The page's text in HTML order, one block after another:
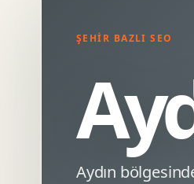
SEO Uyumlu Web Tasarim
Webflow Web Tasarim
Framer Web Tasarim
Kurumsal Site Yenileme
ŞEHIR BAZLI SEO
Aydın